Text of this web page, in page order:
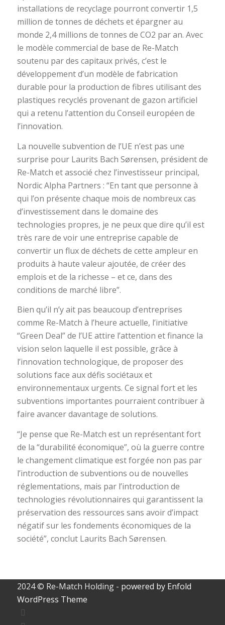
installations de recyclage pourront convertir 1,5
million de tonnes de déchets et épargner au
monde 2,4 millions de tonnes de CO2 par an. Avec
le modèle commercial de base de Re-Match
soutenu par des capitaux privés, c’est le
développement d’un modèle de fabrication
durable pour la production de fibres utilisant des
plastiques recyclés provenant de gazon artificiel
qui a retenu l’attention du Conseil européen de
l’innovation.
La nouvelle subvention de l’UE n’est pas une
surprise pour Laurits Bach Sørensen, président de
Re-Match et associé chez l’investisseur principal,
Nordic Alpha Partners : “En tant que personne à
qui l’on présente chaque mois de nombreux cas
d’investissement dans le domaine des
technologies propres, je ne peux que dire qu’il est
très rare de voir une entreprise capable de
convertir un flux de déchets de cette ampleur en
produits à haute valeur ajoutée, de créer des
emplois et de la richesse – et ce, dans des
conditions de marché libre”.
Bien qu’il n’y ait pas beaucoup d’entreprises
comme Re-Match à l’heure actuelle, l’initiative
“Green Deal” de l’UE attire l’attention et finance la
vision selon laquelle il est possible, grâce à
l’innovation technologique, de proposer des
solutions face aux défis sociétaux et
environnementaux urgents. Ce signal fort et les
subventions importantes pourraient contribuer à
faire avancer davantage de solutions.
“Je pense que Re-Match est un représentant fort
de la “durabilité économique”, où la guerre contre
le changement climatique est forgée non pas par
l’introduction de subventions ou de nouvelles
réglementations, mais par l’introduction de
technologies révolutionnaires qui garantissent la
préservation des ressources sans avoir d’impact
négatif sur les fondements économiques de la
société”, conclut Laurits Bach Sørensen.
2024 © Re-Match Holding - powered by Enfold
WordPress Theme